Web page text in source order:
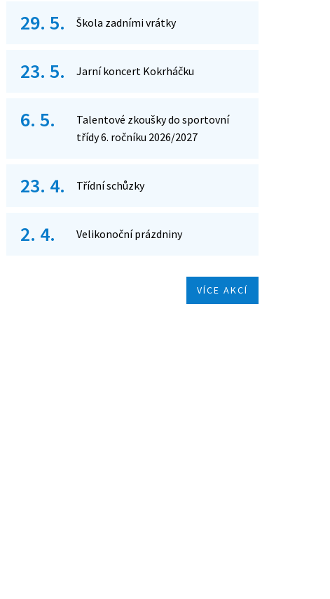
29. 5. Škola zadními vrátky
23. 5. Jarní koncert Kokrháčku
6. 5.
Talentové zkoušky do sportovní
třídy 6. ročníku 2026/2027
23. 4. Třídní schůzky
2. 4. Velikonoční prázdniny
VÍCE AKCÍ